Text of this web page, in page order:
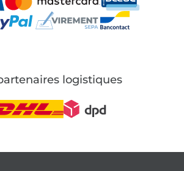
logistiques